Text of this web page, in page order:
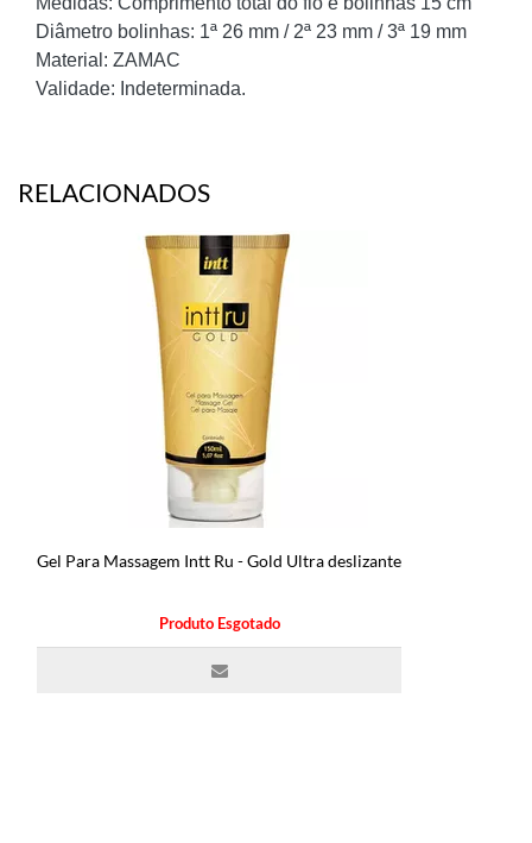
Diâmetro bolinhas: 1ª 26 mm / 2ª 23 mm / 3ª 19 mm
Material: ZAMAC
Validade: Indeterminada.
RELACIONADOS
Gel Para Massagem Intt Ru - Gold Ultra deslizante
Produto Esgotado